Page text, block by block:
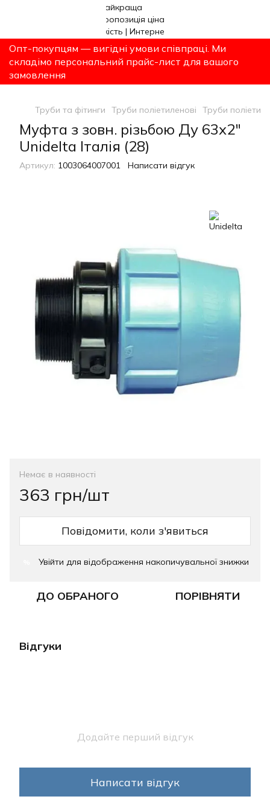
Опт-покупцям — вигідні умови співпраці. Ми
складімо персональний прайс-лист для вашого
замовлення
Труби та фітинги Труби поліетиленові Труби
Муфта з зовн. різьбою Ду 63х2"
Unidelta Італія (28)
Артикул: 1003064007001 Написати відгук
Немає в наявності
363 грн/шт
Повідомити, коли з'явиться
Увійти для відображення накопичувальної знижки
ДО ОБРАНОГО ПОРІВНЯТИ
Відгуки
Додайте перший відгук
Написати відгук